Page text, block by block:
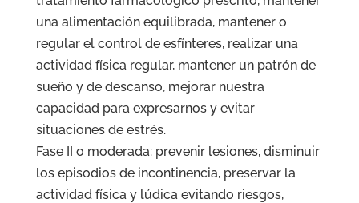
una alimentación equilibrada, mantener o
regular el control de esfínteres, realizar una
actividad física regular, mantener un patrón de
sueño y de descanso, mejorar nuestra
capacidad para expresarnos y evitar
situaciones de estrés.
Fase II o moderada: prevenir lesiones, disminuir
los episodios de incontinencia, preservar la
actividad física y lúdica evitando riesgos,